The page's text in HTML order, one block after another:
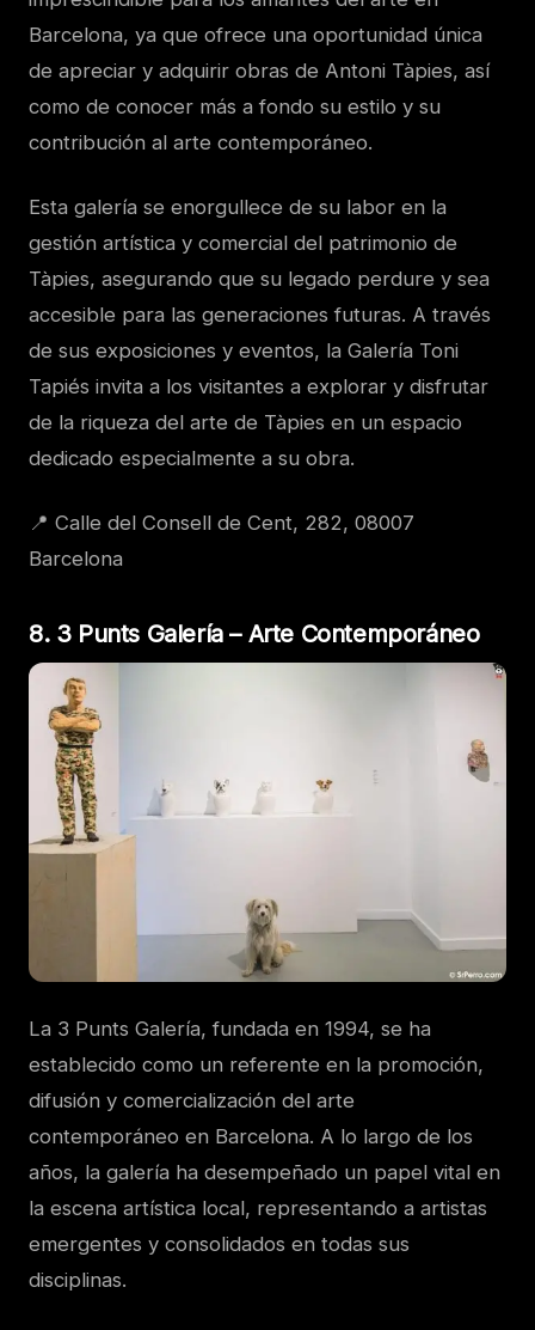
Barcelona, ya que ofrece una oportunidad única
de apreciar y adquirir obras de Antoni Tàpies, así
como de conocer más a fondo su estilo y su
contribución al arte contemporáneo.
Esta galería se enorgullece de su labor en la
gestión artística y comercial del patrimonio de
Tàpies, asegurando que su legado perdure y sea
accesible para las generaciones futuras. A través
de sus exposiciones y eventos, la Galería Toni
Tapiés invita a los visitantes a explorar y disfrutar
de la riqueza del arte de Tàpies en un espacio
dedicado especialmente a su obra.
📍 Calle del Consell de Cent, 282, 08007
Barcelona
8. 3 Punts Galería – Arte Contemporáneo
La 3 Punts Galería, fundada en 1994, se ha
establecido como un referente en la promoción,
difusión y comercialización del arte
contemporáneo en Barcelona. A lo largo de los
años, la galería ha desempeñado un papel vital en
la escena artística local, representando a artistas
emergentes y consolidados en todas sus
disciplinas.